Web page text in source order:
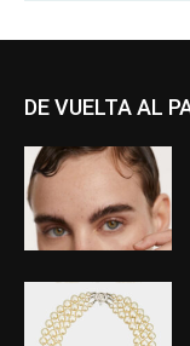
DE VUELTA AL